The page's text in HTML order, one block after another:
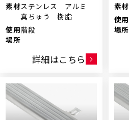
素材ステンレス アルミ
真ちゅう 樹脂
使用
場所
階段
詳細はこちら
素材
使用
場所